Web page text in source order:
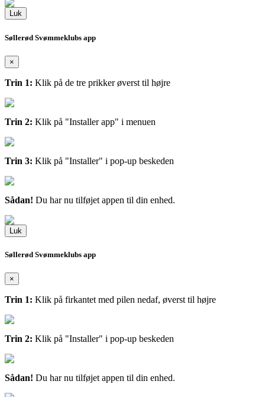
Luk
Søllerød Svømmeklubs app
×
Trin 1: Klik på de tre prikker øverst til højre
Trin 2: Klik på "Installer app" i menuen
Trin 3: Klik på "Installer" i pop-up beskeden
Sådan! Du har nu tilføjet appen til din enhed.
Luk
Søllerød Svømmeklubs app
×
Trin 1: Klik på firkantet med pilen nedaf, øverst til højre
Trin 2: Klik på "Installer" i pop-up beskeden
Sådan! Du har nu tilføjet appen til din enhed.